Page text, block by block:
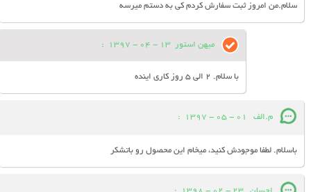
سلام.من امروز ثبت سفارش کردم کی به دستم میرسه
میهن استور 13 - 04 - 1397
:
با سلام. 2 الی 5 روز کاری اینده
م.الف 01 - 05 - 1397
:
باسلام. لطفا موجودش کنید، میخام این محصول رو باتشکر